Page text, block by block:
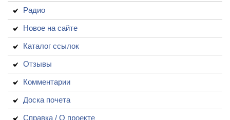
Радио
Новое на сайте
Каталог ссылок
Отзывы
Комментарии
Доска почета
Справка / О проекте